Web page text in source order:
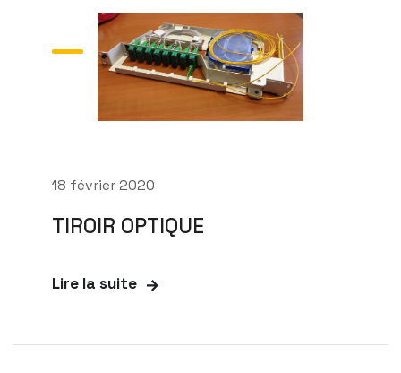
18 février 2020
TIROIR OPTIQUE
Lire la suite